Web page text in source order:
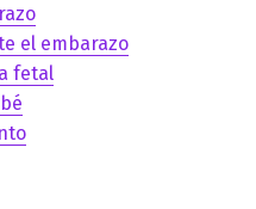
el embarazo
fetal